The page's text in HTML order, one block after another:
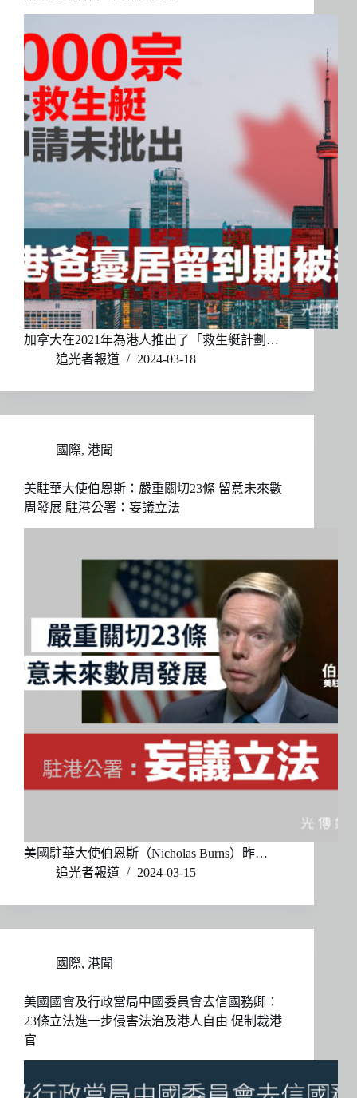
加拿大在2021年為港人推出了「救生艇計劃…
追光者報道
2024-03-18
國際, 港聞
美駐華大使伯恩斯：嚴重關切23條 留意未來數
周發展 駐港公署：妄議立法
美國駐華大使伯恩斯（Nicholas Burns）昨…
追光者報道
2024-03-15
國際, 港聞
美國國會及行政當局中國委員會去信國務卿：
23條立法進一步侵害法治及港人自由 促制裁港
官